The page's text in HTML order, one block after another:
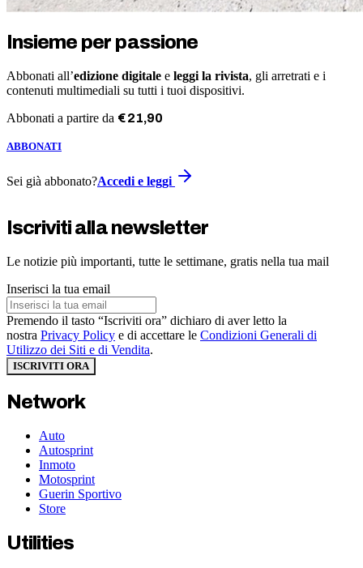
Insieme per passione
Abbonati all’edizione digitale e leggi la rivista, gli arretrati e i
contenuti multimediali su tutti i tuoi dispositivi.
Abbonati a partire da €21,90
ABBONATI
Sei già abbonato?Accedi e leggi
Iscriviti alla newsletter
Le notizie più importanti, tutte le settimane, gratis nella tua mail
Inserisci la tua email
Premendo il tasto “Iscriviti ora” dichiaro di aver letto la
nostra Privacy Policy e di accettare le Condizioni Generali di
Utilizzo dei Siti e di Vendita.
ISCRIVITI ORA
Network
Auto
Autosprint
Inmoto
Motosprint
Guerin Sportivo
Store
Utilities